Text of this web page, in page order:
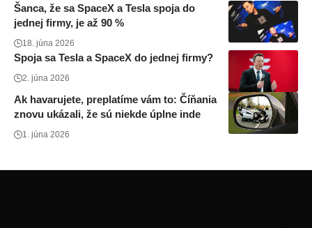
Šanca, že sa SpaceX a Tesla spoja do
jednej firmy, je až 90 %
18. júna 2026
Spoja sa Tesla a SpaceX do jednej firmy?
2. júna 2026
Ak havarujete, preplatíme vám to: Číňania
znovu ukázali, že sú niekde úplne inde
1. júna 2026